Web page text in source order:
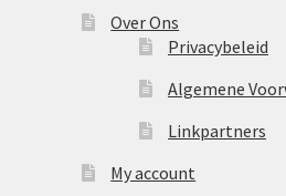
Over Ons
Privacybeleid
Algemene
Linkpartners
My account